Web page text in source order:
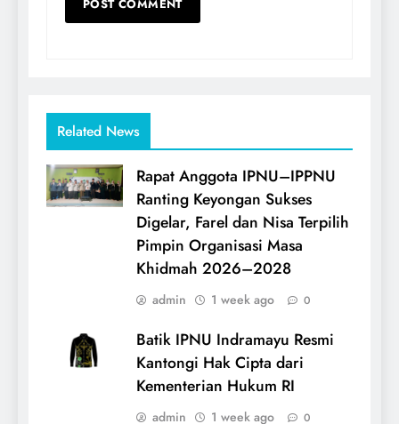
Related News
Rapat Anggota IPNU–IPPNU
Ranting Keyongan Sukses
Digelar, Farel dan Nisa Terpilih
Pimpin Organisasi Masa
Khidmah 2026–2028
admin 1 week ago 0
Batik IPNU Indramayu Resmi
Kantongi Hak Cipta dari
Kementerian Hukum RI
admin 1 week ago 0